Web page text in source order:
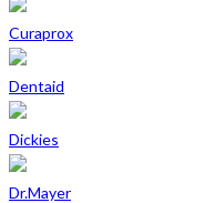
Curaprox
Dentaid
Dickies
Dr.Mayer